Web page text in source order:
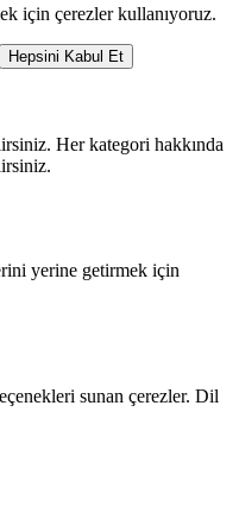
için çerezler kullanıyoruz.
Hepsini Kabul Et
Her kategori hakkında
yerine getirmek için
sunan çerezler. Dil